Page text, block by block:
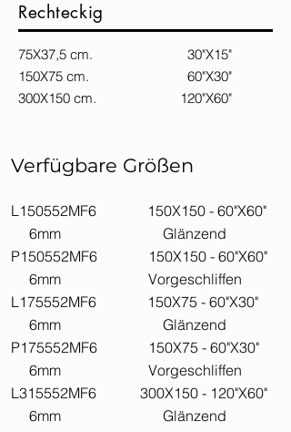
Rechteckig
75X37,5 cm. 30"X15"
150X75 cm. 60"X30"
300X150 cm. 120"X60"
Verfügbare Größen
L150552MF6 150X150 - 60"X60"
6mm Glänzend
P150552MF6 150X150 - 60"X60"
6mm Vorgeschliffen
L175552MF6 150X75 - 60"X30"
6mm Glänzend
P175552MF6 150X75 - 60"X30"
6mm Vorgeschliffen
L315552MF6 300X150 - 120"X60"
6mm Glänzend